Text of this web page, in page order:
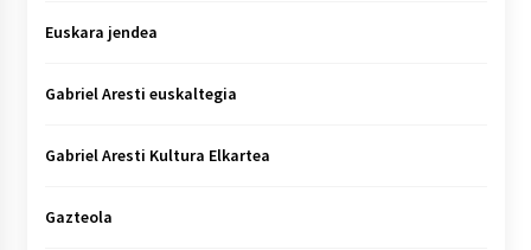
Euskara jendea
Gabriel Aresti euskaltegia
Gabriel Aresti Kultura Elkartea
Gazteola